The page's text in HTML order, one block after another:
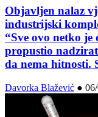
Objavljen nalaz
industrijski
“Sve ovo netko je
propustio
da nema hitnosti.
Davorka Blažević ●